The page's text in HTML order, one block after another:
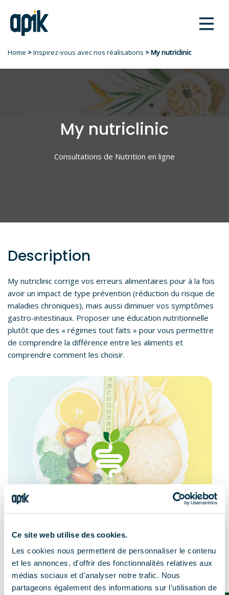
Ce site web utilise des cookies.
Les cookies nous permettent de personnaliser le contenu
et les annonces, d'offrir des fonctionnalités relatives aux
médias sociaux et d'analyser notre trafic. Nous
partageons également des informations sur l'utilisation de
Home >Inspirez-vous avec nos réalisations > My nutriclinic
My nutriclinic
Consultations de Nutrition en ligne
Description
My nutriclinic corrige vos erreurs alimentaires pour à la fois
avoir un impact de type prévention (réduction du risque de
maladies chroniques), mais aussi diminuer vos symptômes
gastro-intestinaux. Proposer une éducation nutritionnelle
plutôt que des « régimes tout faits » pour vous permettre
de comprendre la différence entre les aliments et
comprendre comment les choisir.
Le résultat